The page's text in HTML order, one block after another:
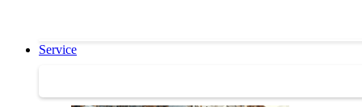
Service